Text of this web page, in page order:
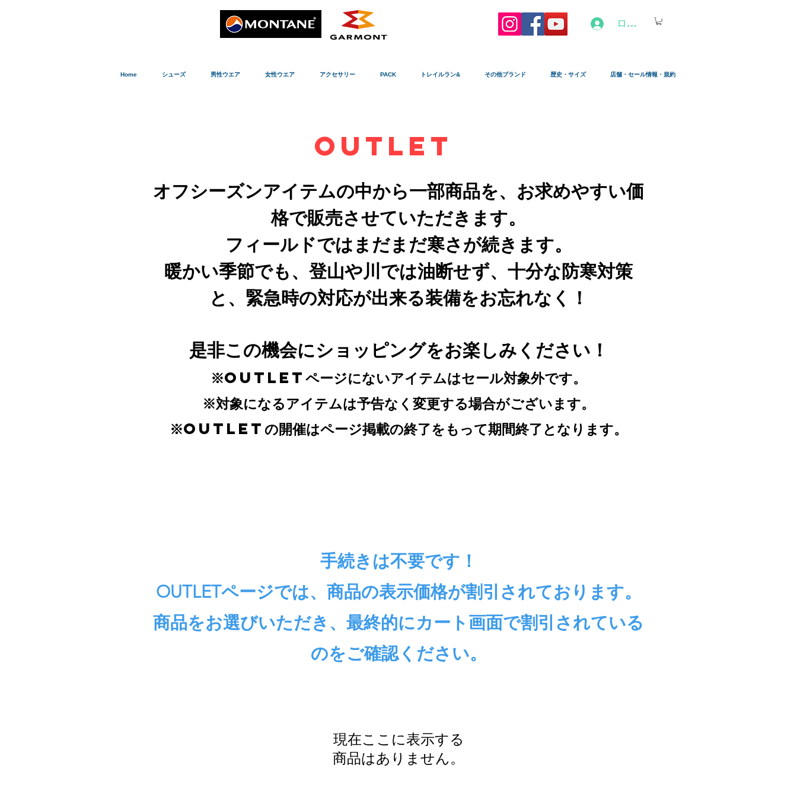
ログイン
Home シューズ 男性ウエア 女性ウエア アクセサリー PACK トレイルラン& その他ブランド 歴史・サイズ 店舗・セール情報・規約
OUTLET
オフシーズンアイテムの中から一部商品を、お求めやすい価
格で販売させていただきます。
フィールドではまだまだ寒さが続きます。
暖かい季節でも、登山や川では油断せず、十分な防寒対策
と、緊急時の対応が出来る装備をお忘れなく！
是非この機会にショッピングをお楽しみください！
​※OUTLETページにないアイテムはセール対象外です。
※対象になるアイテムは予告なく変更する場合がございます。
※OUTLETの開催はページ掲載の終了をもって期間終了となります。
手続きは不要です！
OUTLETページでは、商品の表示価格が割引されております。
商品をお選びいただき、最終的にカート画面で割引されている
のをご確認ください。
現在ここに表示する
商品はありません。